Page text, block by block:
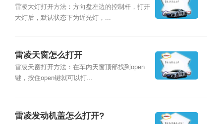
雷凌大灯打开方法：方向盘左边的控制杆，打开
大灯后，默认状态下为近光灯，...
雷凌天窗怎么打开
雷凌天窗打开方法：在车内天窗顶部找到open
键，按住open键就可以打...
雷凌发动机盖怎么打开?